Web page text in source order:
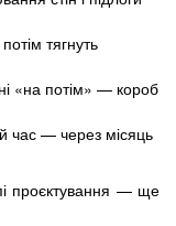
тягнуть
«на потім» — короб
час — через місяць
проєктування — ще